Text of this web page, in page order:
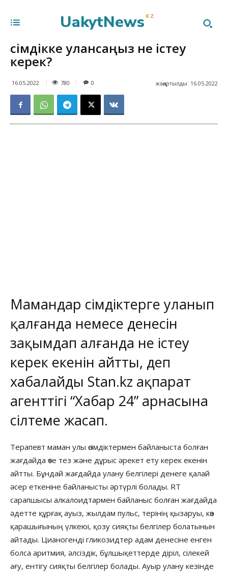
UakytNews KZ
Өсімдікке улансаңыз не істеу
керек?
16.05.2022 780 жаңартылды: 16.05.2022
0
Мамандар өсімдіктерге уланып
қалғанда немесе денесін
зақымдап алғанда не істеу
керек екенін айтты, деп
хабалайды Stan.kz ақпарат
агенттігі “Хабар 24” арнасына
сілтеме жасап.
Терапевт маман улы өсімдіктермен байланыста болған
жағдайда өте тез және дұрыс әрекет ету керек екенін
айтты. Бұндай жағдайда улану белгілері денеге қалай
әсер еткеніне байланысты әртүрлі болады. RT
сарапшысы алкалоидтармен байланыс болған жағдайда
әдетте құрғақ ауыз, жылдам пульс, терінің қызаруы, көз
қарашығының үлкеюі, қозу сияқты белгілер болатынын
айтады. Цианогенді гликозидтер адам денесіне енген
болса аритмия, әлсіздік, бұлшықеттерде діріл, сілекей
ағу, ентігу сияқты белгілер болады. Ауыр улану кезінде